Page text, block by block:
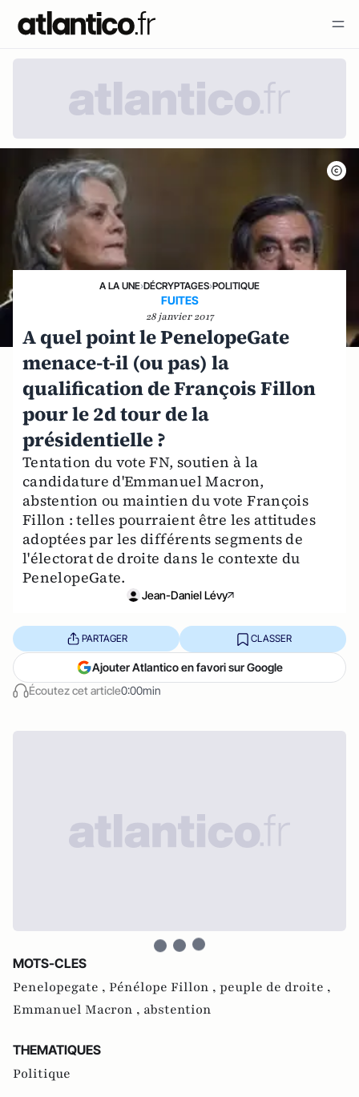
A LA UNE›DÉCRYPTAGES›POLITIQUE
FUITES
28 janvier 2017
A quel point le PenelopeGate
menace-t-il (ou pas) la
qualification de François Fillon
pour le 2d tour de la
présidentielle ?
Tentation du vote FN, soutien à la
candidature d'Emmanuel Macron,
abstention ou maintien du vote François
Fillon : telles pourraient être les attitudes
adoptées par les différents segments de
l'électorat de droite dans le contexte du
PenelopeGate.
Jean-Daniel Lévy
Écoutez cet article0:00min
PARTAGER CLASSER
Ajouter Atlantico en favori sur Google
MOTS-CLES
Penelopegate , Pénélope Fillon , peuple de droite ,
Emmanuel Macron , abstention
THEMATIQUES
Politique